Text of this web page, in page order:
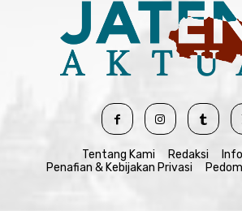
Tentang Kami Redaksi
Penafian & Kebijakan Privasi